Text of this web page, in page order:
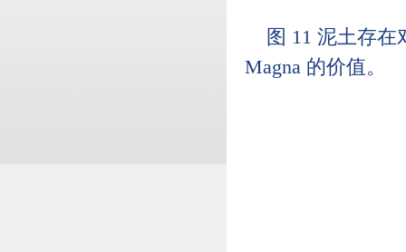
图 11 泥土存
Magna 的价值。